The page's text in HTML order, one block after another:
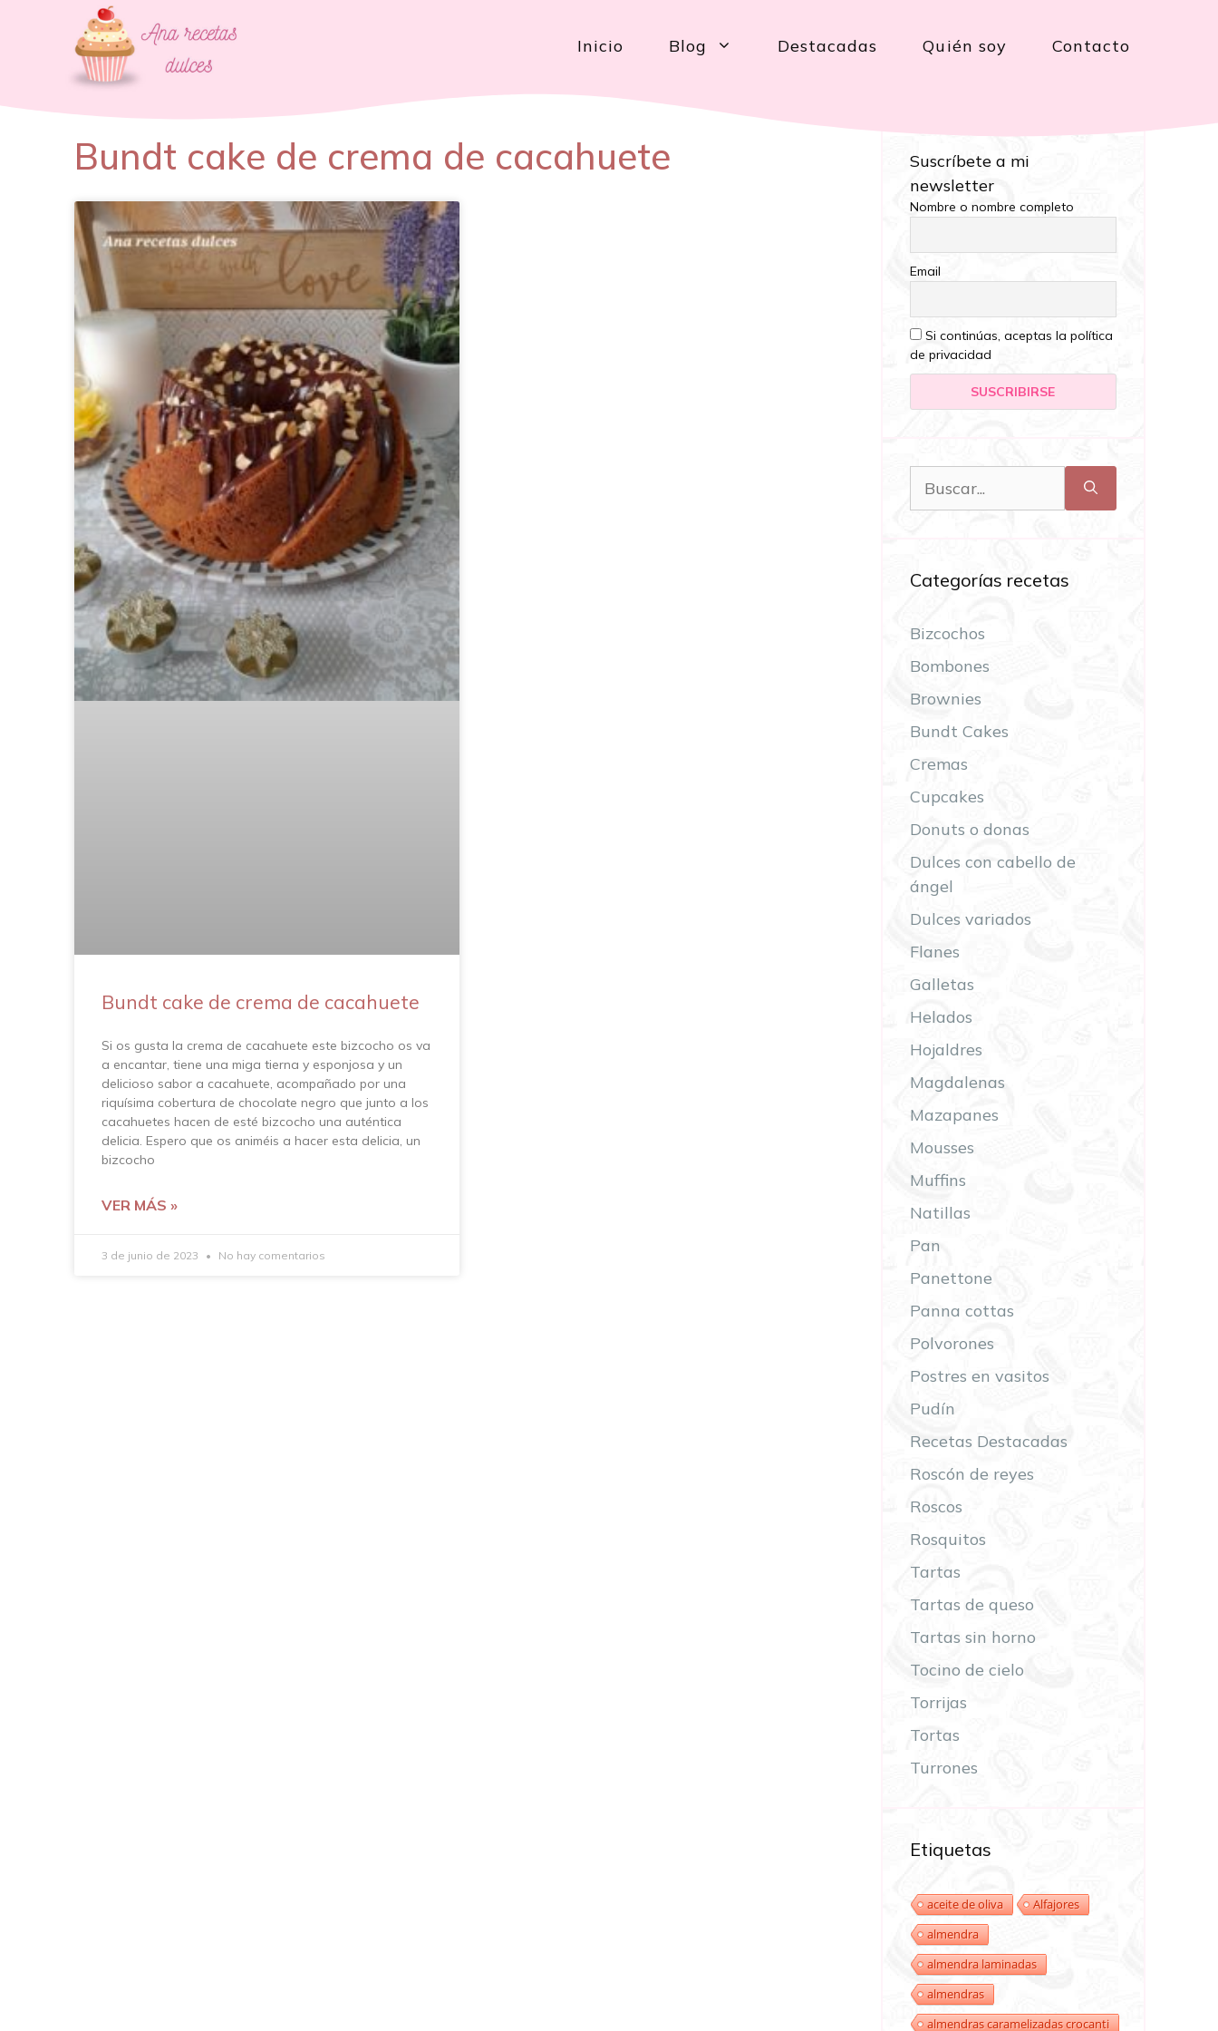
Inicio Blog Destacadas Quién soy Contacto
Bundt cake de crema de cacahuete
Bundt cake de crema de cacahuete
Si os gusta la crema de cacahuete este bizcocho os va
a encantar, tiene una miga tierna y esponjosa y un
delicioso sabor a cacahuete, acompañado por una
riquísima cobertura de chocolate negro que junto a los
cacahuetes hacen de esté bizcocho una auténtica
delicia. Espero que os animéis a hacer esta delicia, un
bizcocho
VER MÁS »
3 de junio de 2023 No hay comentarios
Suscríbete a mi
newsletter
Nombre o nombre completo
Email
Si continúas, aceptas la política
de privacidad
Categorías recetas
Bizcochos
Bombones
Brownies
Bundt Cakes
Cremas
Cupcakes
Donuts o donas
Dulces con cabello de
ángel
Dulces variados
Flanes
Galletas
Helados
Hojaldres
Magdalenas
Mazapanes
Mousses
Muffins
Natillas
Pan
Panettone
Panna cottas
Polvorones
Postres en vasitos
Pudín
Recetas Destacadas
Roscón de reyes
Roscos
Rosquitos
Tartas
Tartas de queso
Tartas sin horno
Tocino de cielo
Torrijas
Tortas
Turrones
Etiquetas
aceite de oliva
Alfajores
almendra
almendra laminadas
almendras
almendras caramelizadas crocanti